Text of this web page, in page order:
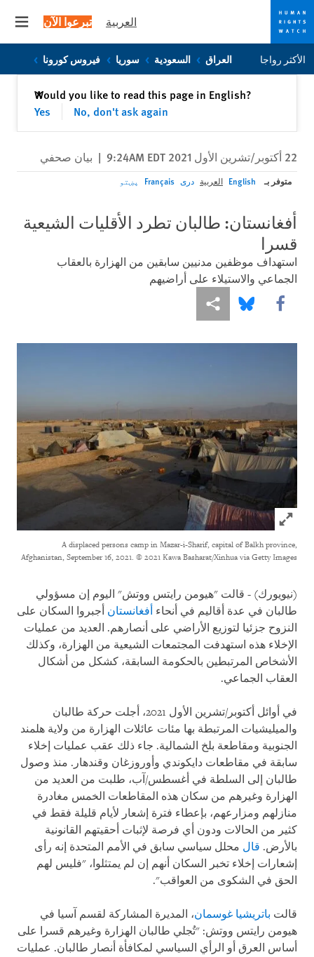
Skip
to
Skip
to
العربية تبرعوا الآن
الأكثر رواجا العراق السعودية سوريا فيروس كورونا
Would you like to read this page in English?
Yes
No, don't ask again
✕إغلاق
22 أكتوبر/تشرين الأول 2021 9:24AM EDT | بيان صحفي
متوفر بـ English العربية دری Français پښتو
أفغانستان: طالبان تطرد الأقليات الشيعية
قسرا
استهداف موظفين مدنيين سابقين من الهزارة بالعقاب
الجماعي والاستيلاء على أراضيهم
Share this via Facebook
Share this via Bluesky
Share this via مشاركة
Click to expand Image
A displaced persons camp in Mazar-i-Sharif, capital of Balkh province,
Afghanistan, September 16, 2021. © 2021 Kawa Basharat/Xinhua via Getty Images
(نيويورك) - قالت "هيومن رايتس ووتش" اليوم إن مسؤولي
طالبان في عدة أقاليم في أنحاء أفغانستان أجبروا السكان على
النزوح جزئيا لتوزيع الأراضي على أنصارهم. العديد من عمليات
الإخلاء هذه استهدفت المجتمعات الشيعية من الهزارة، وكذلك
الأشخاص المرتبطين بالحكومة السابقة، كشكل من أشكال
العقاب الجماعي.
في أوائل أكتوبر/تشرين الأول 2021، أجلت حركة طالبان
والميليشيات المرتبطة بها مئات عائلات الهزارة من ولاية هلمند
الجنوبية ومقاطعة بلخ الشمالية. جاء ذلك عقب عمليات إخلاء
سابقة في مقاطعات دايكوندي وأوروزغان وقندهار. منذ وصول
طالبان إلى السلطة في أغسطس/آب، طلبت من العديد من
الهزارة وغيرهم من سكان هذه المقاطعات الخمس مغادرة
منازلهم ومزارعهم، بإعطاء فترة إشعار لأيام قليلة فقط في
كثير من الحالات ودون أي فرصة لإثبات أحقيتهم القانونية
بالأرض. قال محلل سياسي سابق في الأمم المتحدة إنه رأى
إشعارات إخلاء تخبر السكان أنهم إن لم يمتثلوا، "فليس لهم
الحق في الشكوى من العواقب".
قالت باتريشيا غوسمان، المديرة المشاركة لقسم آسيا في
هيومن رايتس ووتش: "تُجلي طالبان الهزارة وغيرهم قسرا على
أساس العرق أو الرأي السياسي لمكافأة أنصار طالبان. عمليات